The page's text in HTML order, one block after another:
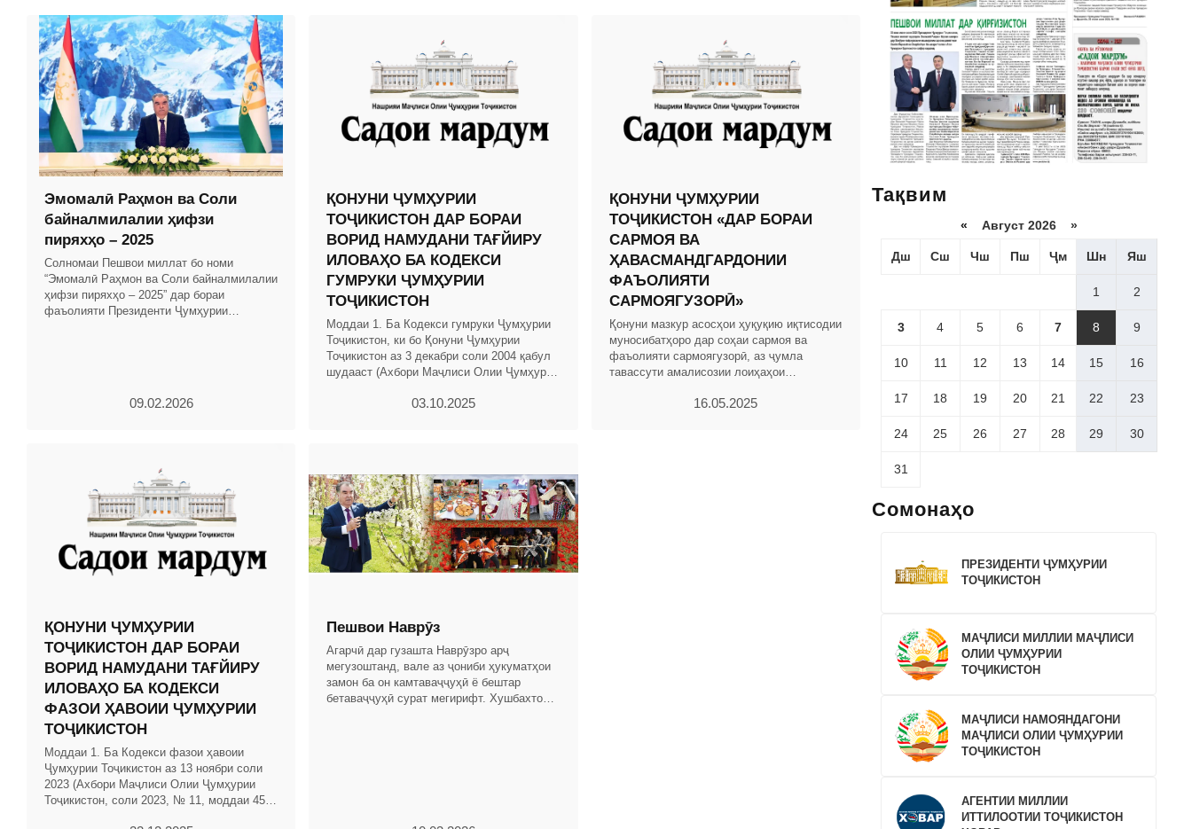
Эмомалӣ Раҳмон ва Соли
байналмилалии ҳифзи
пиряхҳо – 2025
Солномаи Пешвои миллат бо номи
“Эмомалӣ Раҳмон ва Соли байналмилалии
ҳифзи пиряхҳо – 2025” дар бораи
фаъолияти Президенти Ҷумҳурии
09.02.2026
ҚОНУНИ ҶУМҲУРИИ
ТОҶИКИСТОН ДАР БОРАИ
ВОРИД НАМУДАНИ ТАҒЙИРУ
ИЛОВАҲО БА КОДЕКСИ
ГУМРУКИ ҶУМҲУРИИ
ТОҶИКИСТОН
Моддаи 1. Ба Кодекси гумруки Ҷумҳурии
Тоҷикистон, ки бо Қонуни Ҷумҳурии
Тоҷикистон аз 3 декабри соли 2004 қабул
шудааст (Ахбори Маҷлиси Олии Ҷумҳурии
03.10.2025
ҚОНУНИ ҶУМҲУРИИ
ТОҶИКИСТОН «ДАР БОРАИ
САРМОЯ ВА
ҲАВАСМАНДГАРДОНИИ
ФАЪОЛИЯТИ
САРМОЯГУЗОРӢ»
Қонуни мазкур асосҳои ҳуқуқию иқтисодии
муносибатҳоро дар соҳаи сармоя ва
фаъолияти сармоягузорӣ, аз ҷумла
тавассути амалисозии лоиҳаҳои
ҳавасмандгардонӣ ва16.05.2025
ҚОНУНИ ҶУМҲУРИИ
ТОҶИКИСТОН ДАР БОРАИ
ВОРИД НАМУДАНИ ТАҒЙИРУ
ИЛОВАҲО БА КОДЕКСИ
ФАЗОИ ҲАВОИИ ҶУМҲУРИИ
ТОҶИКИСТОН
Моддаи 1. Ба Кодекси фазои ҳавоии
Ҷумҳурии Тоҷикистон аз 13 ноябри соли
2023 (Ахбори Маҷлиси Олии Ҷумҳурии
Тоҷикистон, соли 2023, № 11, моддаи 456)
Пешвои Наврӯз
Агарчӣ дар гузашта Наврӯзро арҷ
мегузоштанд, вале аз ҷониби ҳукуматҳои
замон ба он камтаваҷҷуҳӣ ё бештар
бетаваҷҷуҳӣ сурат мегирифт. Хушбахтона,
Тақвим
« Август 2026 »
Дш Сш Чш Пш Ҷм Шн Яш
1 2
3 4 5 6 7 8 9
10 11 12 13 14 15 16
17 18 19 20 21 22 23
24 25 26 27 28 29 30
31
Сомонаҳо
ПРЕЗИДЕНТИ ҶУМҲУРИИ
ТОҶИКИСТОН
МАҶЛИСИ МИЛЛИИ МАҶЛИСИ
ОЛИИ ҶУМҲУРИИ
ТОҶИКИСТОН
МАҶЛИСИ НАМОЯНДАГОНИ
МАҶЛИСИ ОЛИИ ҶУМҲУРИИ
ТОҶИКИСТОН
АГЕНТИИ МИЛЛИИ
ИТТИЛООТИИ ТОҶИКИСТОН